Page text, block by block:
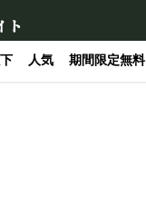
ト
人気 期間限定無料